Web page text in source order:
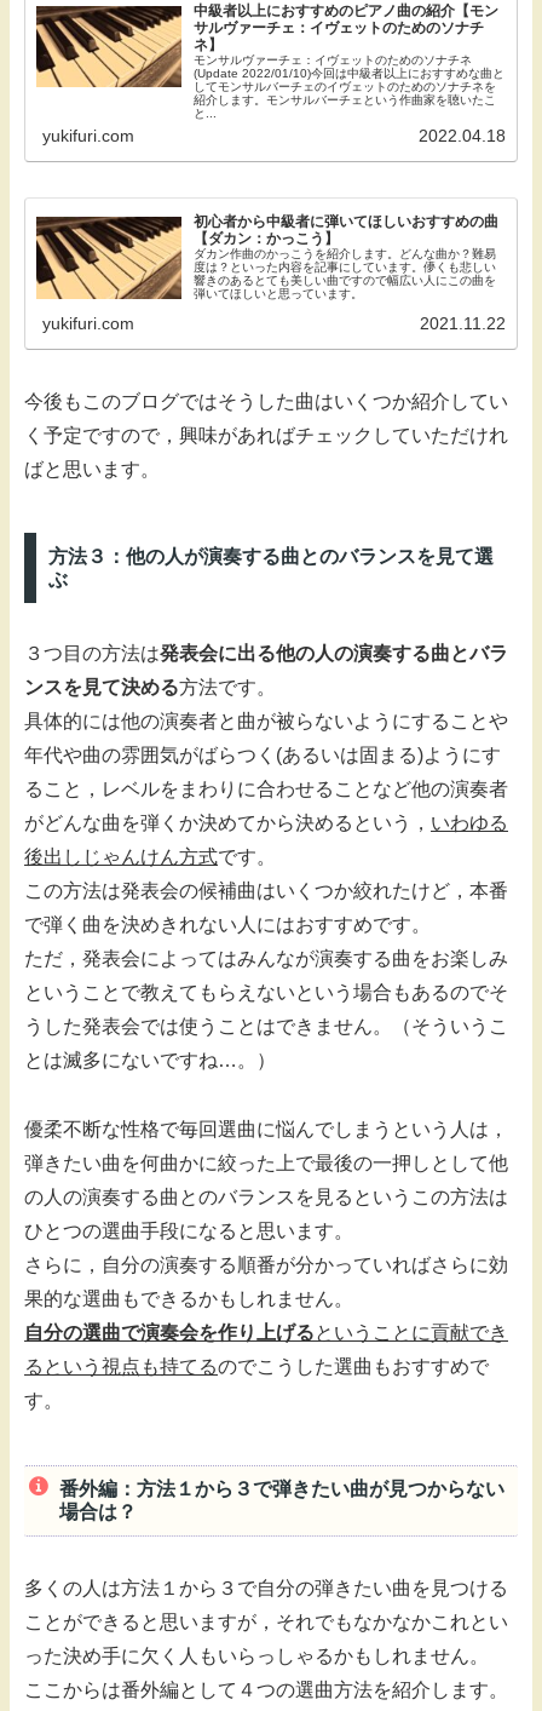
中級者以上におすすめのピアノ曲の紹介【モン
サルヴァーチェ：イヴェットのためのソナチ
ネ】
モンサルヴァーチェ：イヴェットのためのソナチネ
(Update 2022/01/10)今回は中級者以上におすすめな曲と
してモンサルバーチェのイヴェットのためのソナチネを
紹介します。モンサルバーチェという作曲家を聴いたこ
と...
yukifuri.com 2022.04.18
初心者から中級者に弾いてほしいおすすめの曲
【ダカン：かっこう】
ダカン作曲のかっこうを紹介します。どんな曲か？難易
度は？といった内容を記事にしています。儚くも悲しい
響きのあるとても美しい曲ですので幅広い人にこの曲を
弾いてほしいと思っています。
yukifuri.com 2021.11.22
今後もこのブログではそうした曲はいくつか紹介してい
く予定ですので，興味があればチェックしていただけれ
ばと思います。
方法３：他の人が演奏する曲とのバランスを見て選
ぶ
３つ目の方法は発表会に出る他の人の演奏する曲とバラ
ンスを見て決める方法です。
具体的には他の演奏者と曲が被らないようにすることや
年代や曲の雰囲気がばらつく(あるいは固まる)ようにす
ること，レベルをまわりに合わせることなど他の演奏者
がどんな曲を弾くか決めてから決めるという， いわゆる
後出しじゃんけん方式です。
この方法は発表会の候補曲はいくつか絞れたけど，本番
で弾く曲を決めきれない人にはおすすめです。
ただ，発表会によってはみんなが演奏する曲をお楽しみ
ということで教えてもらえないという場合もあるのでそ
うした発表会では使うことはできません。（そういうこ
とは滅多にないですね…。）
優柔不断な性格で毎回選曲に悩んでしまうという人は，
弾きたい曲を何曲かに絞った上で最後の一押しとして他
の人の演奏する曲とのバランスを見るというこの方法は
ひとつの選曲手段になると思います。
さらに，自分の演奏する順番が分かっていればさらに効
果的な選曲もできるかもしれません。
自分の選曲で演奏会を作り上げるということに貢献でき
るという視点も持てるのでこうした選曲もおすすめで
す。
番外編：方法１から３で弾きたい曲が見つからない
場合は？
多くの人は方法１から３で自分の弾きたい曲を見つける
ことができると思いますが，それでもなかなかこれとい
った決め手に欠く人もいらっしゃるかもしれません。
ここからは番外編として４つの選曲方法を紹介します。